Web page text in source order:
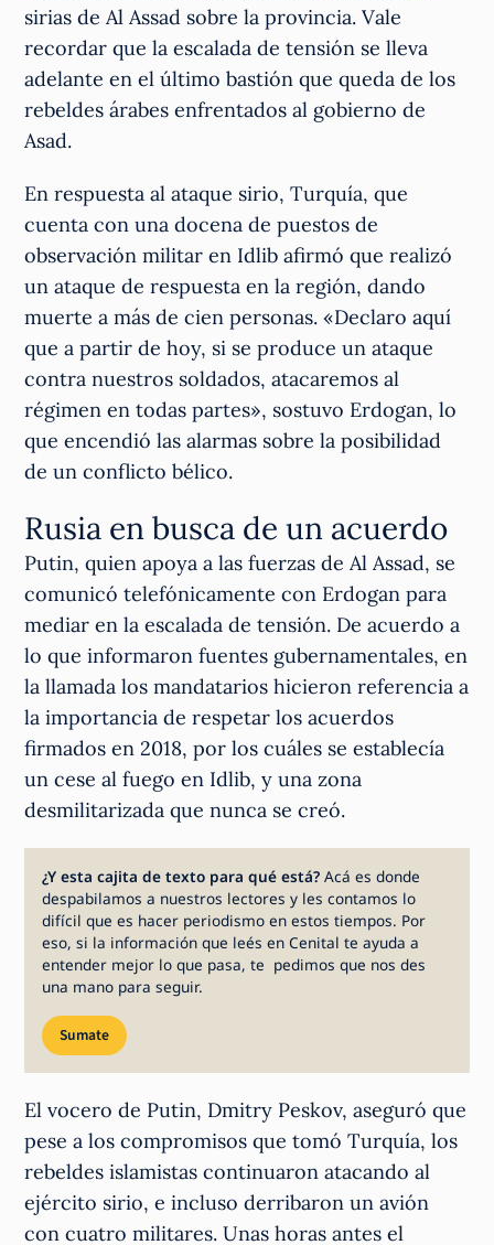
sirias de Al Assad sobre la provincia. Vale
recordar que la escalada de tensión se lleva
adelante en el último bastión que queda de los
rebeldes árabes enfrentados al gobierno de
Asad.
En respuesta al ataque sirio, Turquía, que
cuenta con una docena de puestos de
observación militar en Idlib afirmó que realizó
un ataque de respuesta en la región, dando
muerte a más de cien personas. «Declaro aquí
que a partir de hoy, si se produce un ataque
contra nuestros soldados, atacaremos al
régimen en todas partes», sostuvo Erdogan, lo
que encendió las alarmas sobre la posibilidad
de un conflicto bélico.
Rusia en busca de un acuerdo
Putin, quien apoya a las fuerzas de Al Assad, se
comunicó telefónicamente con Erdogan para
mediar en la escalada de tensión. De acuerdo a
lo que informaron fuentes gubernamentales, en
la llamada los mandatarios hicieron referencia a
la importancia de respetar los acuerdos
firmados en 2018, por los cuáles se establecía
un cese al fuego en Idlib, y una zona
desmilitarizada que nunca se creó.
¿Y esta cajita de texto para qué está?Acá es donde
despabilamos a nuestros lectores y les contamos lo
difícil que es hacer periodismo en estos tiempos. Por
eso, si la información que leés en Cenital te ayuda a
entender mejor lo que pasa, te pedimos que nos des
una mano para seguir.
Sumate
El vocero de Putin, Dmitry Peskov, aseguró que
pese a los compromisos que tomó Turquía, los
rebeldes islamistas continuaron atacando al
ejército sirio, e incluso derribaron un avión
con cuatro militares. Unas horas antes el